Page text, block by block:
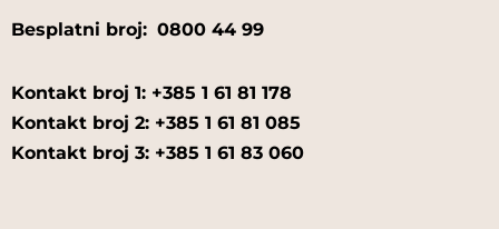
Besplatni broj: 0800 44 99
Kontakt broj 1: +385 1 61 81 178
Kontakt broj 2: +385 1 61 81 085
Kontakt broj 3: +385 1 61 83 060